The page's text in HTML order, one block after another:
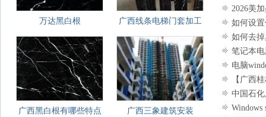
万达黑白根 广西线条电梯门套加工
广西黑白根有哪些特点 广西三象建筑安装
2026美
如何设
如何去
笔记本
电脑
【广西
中国石
Windows